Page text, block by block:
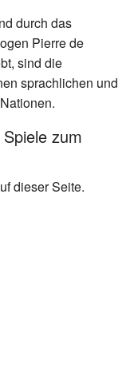
durch das
Pierre de
sind die
sprachlichen und
zum
dieser Seite.